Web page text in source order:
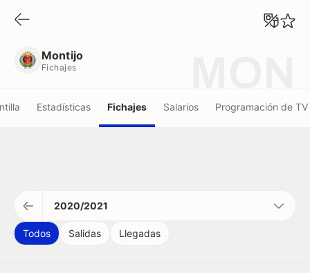
Montijo
Fichajes
Estadísticas Fichajes Salarios Programación de TV
2020/2021
Todos Salidas Llegadas